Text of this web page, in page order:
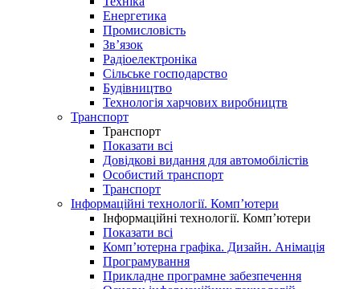
Енергетика
Промисловість
Зв’язок
Радіоелектроніка
Сільське господарство
Будівництво
Технологія харчових виробництв
Транспорт
Транспорт
Показати всі
Довідкові видання для автомобілістів
Особистий транспорт
Транспорт
Інформаційні технології. Комп’ютери
Інформаційні технології. Комп’ютери
Показати всі
Комп’ютерна графіка. Дизайн. Анімація
Програмування
Прикладне програмне забезпечення